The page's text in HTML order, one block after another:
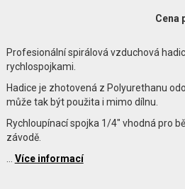
Cena
Profesionální spirálová vzduchová
rychlospojkami.
Hadice je zhotovená z Polyurethanu
může tak být použita i mimo dílnu.
Rychloupínací spojka 1/4" vhodná pro
závodě.
Více informací